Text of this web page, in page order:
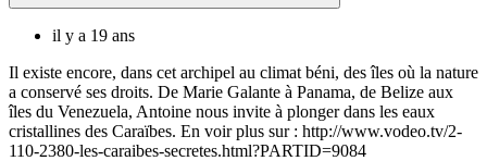
il y a 19 ans
Il existe encore, dans cet archipel au climat béni, des îles où la nature
a conservé ses droits. De Marie Galante à Panama, de Belize aux
îles du Venezuela, Antoine nous invite à plonger dans les eaux
cristallines des Caraïbes. En voir plus sur : http://www.vodeo.tv/2-
110-2380-les-caraibes-secretes.html?PARTID=9084